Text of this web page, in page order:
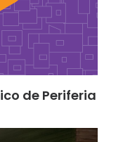
de Periferia